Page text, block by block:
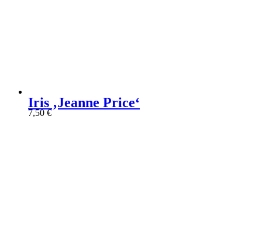
Iris ‚Jeanne Price‘
7,50€